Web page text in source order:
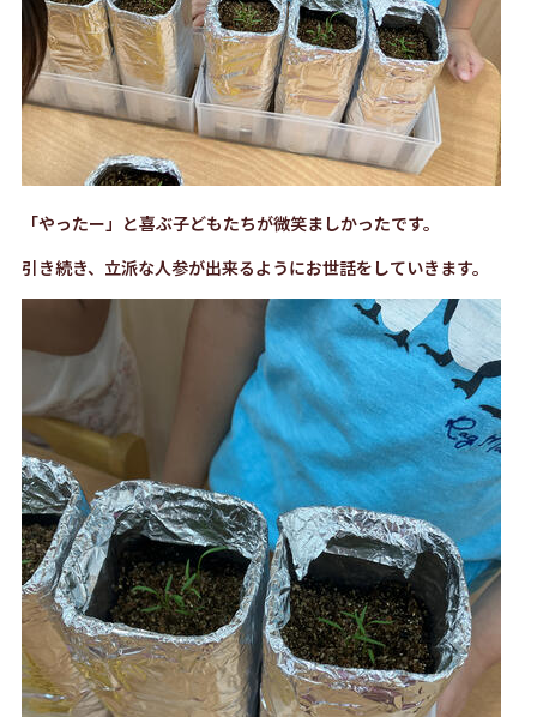
「やったー」と喜ぶ子どもたちが微笑ましかったです。
引き続き、立派な人参が出来るようにお世話をしていきます。